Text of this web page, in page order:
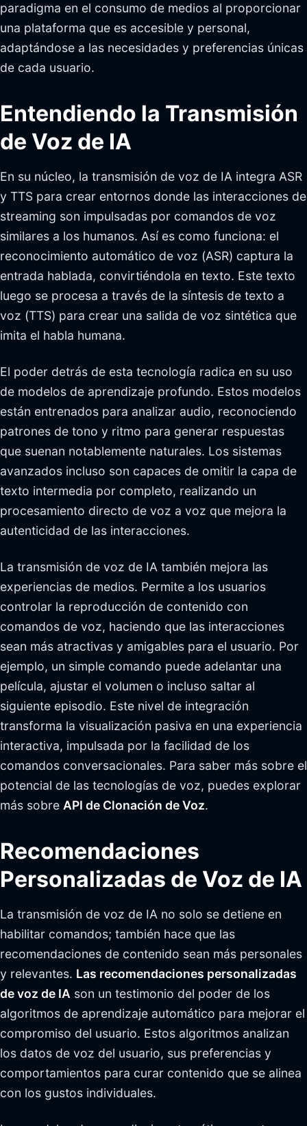
paradigma en el consumo de medios al proporcionar
una plataforma que es accesible y personal,
adaptándose a las necesidades y preferencias únicas
de cada usuario.
Entendiendo la Transmisión
de Voz de IA
En su núcleo, la transmisión de voz de IA integra ASR
y TTS para crear entornos donde las interacciones de
streaming son impulsadas por comandos de voz
similares a los humanos. Así es como funciona: el
reconocimiento automático de voz (ASR) captura la
entrada hablada, convirtiéndola en texto. Este texto
luego se procesa a través de la síntesis de texto a
voz (TTS) para crear una salida de voz sintética que
imita el habla humana.
El poder detrás de esta tecnología radica en su uso
de modelos de aprendizaje profundo. Estos modelos
están entrenados para analizar audio, reconociendo
patrones de tono y ritmo para generar respuestas
que suenan notablemente naturales. Los sistemas
avanzados incluso son capaces de omitir la capa de
texto intermedia por completo, realizando un
procesamiento directo de voz a voz que mejora la
autenticidad de las interacciones.
La transmisión de voz de IA también mejora las
experiencias de medios. Permite a los usuarios
controlar la reproducción de contenido con
comandos de voz, haciendo que las interacciones
sean más atractivas y amigables para el usuario. Por
ejemplo, un simple comando puede adelantar una
película, ajustar el volumen o incluso saltar al
siguiente episodio. Este nivel de integración
transforma la visualización pasiva en una experiencia
interactiva, impulsada por la facilidad de los
comandos conversacionales. Para saber más sobre el
potencial de las tecnologías de voz, puedes explorar
más sobre API de Clonación de Voz.
Recomendaciones
Personalizadas de Voz de IA
La transmisión de voz de IA no solo se detiene en
habilitar comandos; también hace que las
recomendaciones de contenido sean más personales
y relevantes. Las recomendaciones personalizadas
de voz de IA son un testimonio del poder de los
algoritmos de aprendizaje automático para mejorar el
compromiso del usuario. Estos algoritmos analizan
los datos de voz del usuario, sus preferencias y
comportamientos para curar contenido que se alinea
con los gustos individuales.